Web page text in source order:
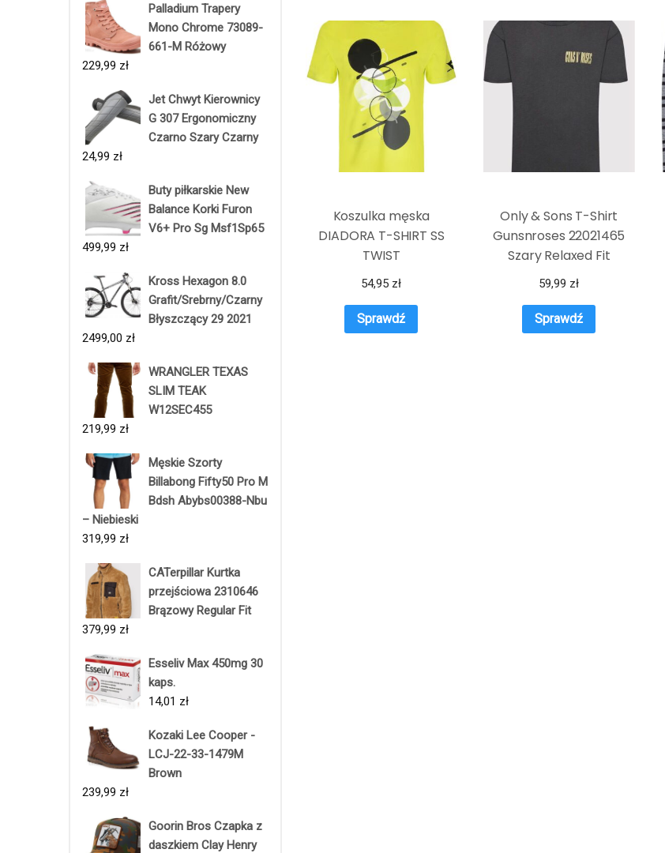
Palladium Trapery
Mono Chrome 73089-
661-M Różowy
229,99 zł
Jet Chwyt Kierownicy
G 307 Ergonomiczny
Czarno Szary Czarny
24,99 zł
Buty piłkarskie New
Balance Korki Furon
V6+ Pro Sg Msf1Sp65
499,99 zł
Kross Hexagon 8.0
Grafit/Srebrny/Czarny
Błyszczący 29 2021
2499,00 zł
WRANGLER TEXAS
SLIM TEAK
W12SEC455
219,99 zł
Męskie Szorty
Billabong Fifty50 Pro M
Bdsh Abybs00388-Nbu
– Niebieski
319,99 zł
CATerpillar Kurtka
przejściowa 2310646
Brązowy Regular Fit
379,99 zł
Esseliv Max 450mg 30
kaps.
14,01 zł
Kozaki Lee Cooper -
LCJ-22-33-1479M
Brown
239,99 zł
Goorin Bros Czapka z
daszkiem Clay Henry
Koszulka męska
DIADORA T-SHIRT SS
TWIST
54,95 zł
Sprawdź
Only & Sons T-Shirt
Gunsnroses 22021465
Szary Relaxed Fit
59,99 zł
Sprawdź